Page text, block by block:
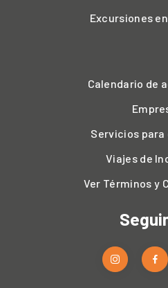
Excursiones
Calendario de
Servicios para
Viajes de
Ver Términos y